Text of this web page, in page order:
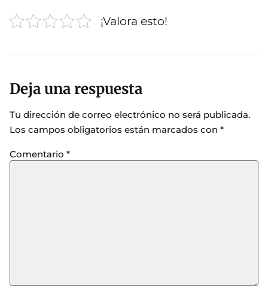
¡Valora esto!
Deja una respuesta
Tu dirección de correo electrónico no será publicada.
Los campos obligatorios están marcados con *
Comentario *